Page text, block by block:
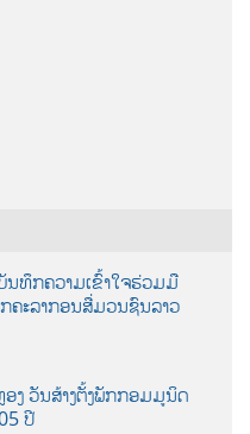
ນທຶກຄວາມເຂົ້າໃຈຮ່ວມມື
ຄະລາກອນສື່ມວນຊົນລາວ
ງ ວັນສ້າງຕັ້ງພັກກອມມູນິດ
ປີ